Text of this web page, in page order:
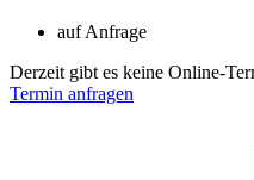
auf Anfrage
Derzeit gibt es keine Online-
Termin anfragen